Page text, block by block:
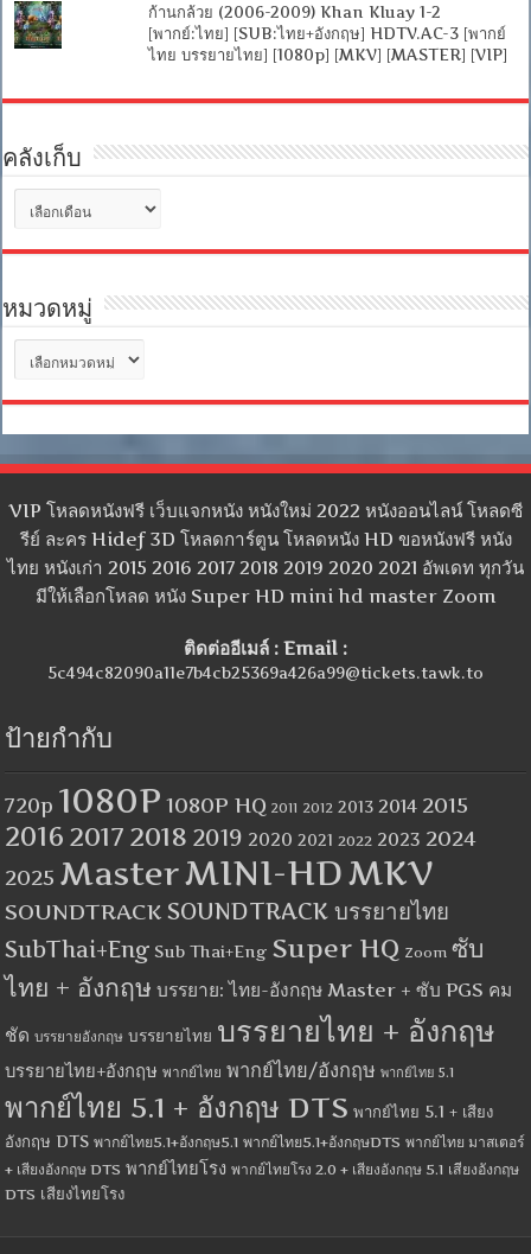
ก้านกล้วย (2006-2009) Khan Kluay 1-2
[พากย์:ไทย] [SUB:ไทย+อังกฤษ] HDTV.AC-3 [พากย์
ไทย บรรยายไทย] [1080p] [MKV] [MASTER] [VIP]
คลังเก็บ
เก็บ
หมวดหมู่
หมู่
VIP โหลดหนังฟรี เว็บแจกหนัง หนังใหม่ 2022 หนังออนไลน์ โหลดซี
รีย์ ละคร Hidef 3D โหลดการ์ตูน โหลดหนัง HD ขอหนังฟรี หนัง
ไทย หนังเก่า 2015 2016 2017 2018 2019 2020 2021 อัพเดท ทุกวัน
มีให้เลือกโหลด หนัง Super HD mini hd master Zoom
ติดต่ออีเมล์ : Email :
5c494c82090a11e7b4cb25369a426a99@tickets.tawk.to
ป้ายกำกับ
720p 1080P 1080P HQ 2011 2012 2013 2014 2015
2016 2017 2018 2019 2020 2021 2022 2023 2024
2025 MasterMINI-HDMKV
SOUNDTRACK SOUNDTRACK บรรยายไทย
SubThai+Eng Sub Thai+Eng Super HQ Zoom ซับ
ไทย + อังกฤษ บรรยาย: ไทย-อังกฤษ Master + ซับ PGS คม
ชัด บรรยายอังกฤษ บรรยายไทย บรรยายไทย + อังกฤษ
บรรยายไทย+อังกฤษ พากย์ไทย พากย์ไทย/อังกฤษ พากย์ไทย 5.1
พากย์ไทย 5.1 + อังกฤษ DTS พากย์ไทย 5.1 + เสียง
อังกฤษ DTS พากย์ไทย5.1+อังกฤษ5.1 พากย์ไทย5.1+อังกฤษDTS พากย์ไทย มาสเตอร์
+ เสียงอังกฤษ DTS พากย์ไทยโรง พากย์ไทยโรง 2.0 + เสียงอังกฤษ 5.1 เสียงอังกฤษ
DTS เสียงไทยโรง